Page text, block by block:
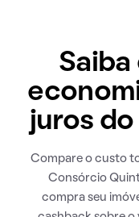
juros
Compare o custo
Consórcio
compra seu